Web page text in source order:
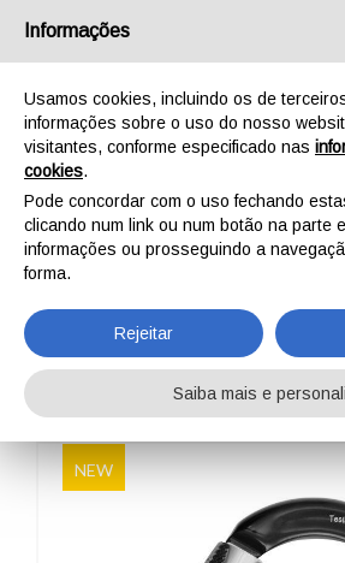
MOSQUETÕES/CONECTORES
OVALONE ALU RISE
OVALONE
LOCK™
NEW
Informações
Usamos cookies, incluindo os de
informações sobre o uso do nosso
visitantes, conforme especificado nas
cookies.
Pode concordar com o uso fechando
clicando num link ou num botão na parte
informações ou prosseguindo a
forma.
Rejeitar
Saiba mais e